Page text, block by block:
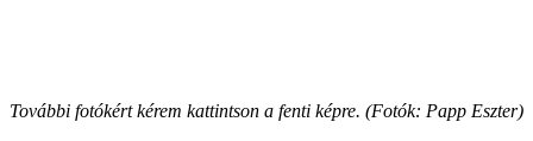
További fotókért kérem kattintson a fenti képre. (Fotók: Papp Eszter)